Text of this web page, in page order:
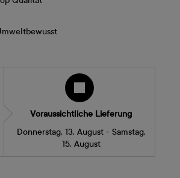
Voraussichtliche Lieferung
Donnerstag, 13. August - Samstag,
15. August